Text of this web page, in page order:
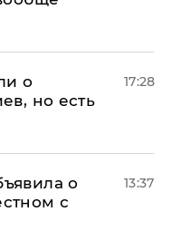
о
но есть
17:28
о
с
13:37